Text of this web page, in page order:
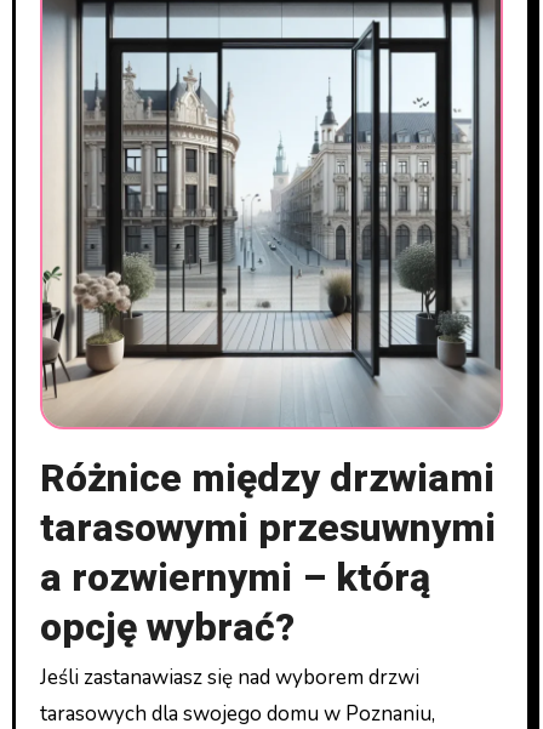
Różnice między drzwiami
tarasowymi przesuwnymi
a rozwiernymi – którą
opcję wybrać?
Jeśli zastanawiasz się nad wyborem drzwi
tarasowych dla swojego domu w Poznaniu,